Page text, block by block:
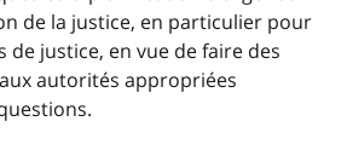
de la justice, en particulier pour
de justice, en vue de faire des
autorités appropriées